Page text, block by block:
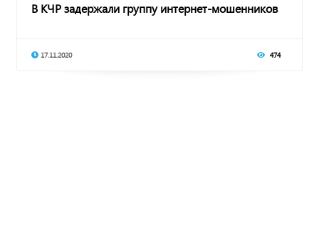
В КЧР задержали группу интернет-мошенников
17.11.2020 474